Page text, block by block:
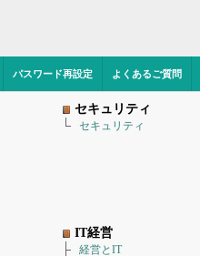
パスワード再設定 よくあるご質問
セキュリティ
セキュリティ
IT経営
経営とIT